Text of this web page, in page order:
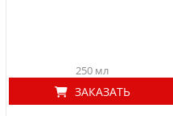
250 мл
ЗАКАЗАТЬ